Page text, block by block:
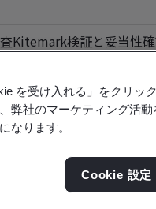
Kitemark検証と妥当性
- Validation
を受け入れる」をクリッ
弊社のマーケティング活
なります。
Cookie 設定